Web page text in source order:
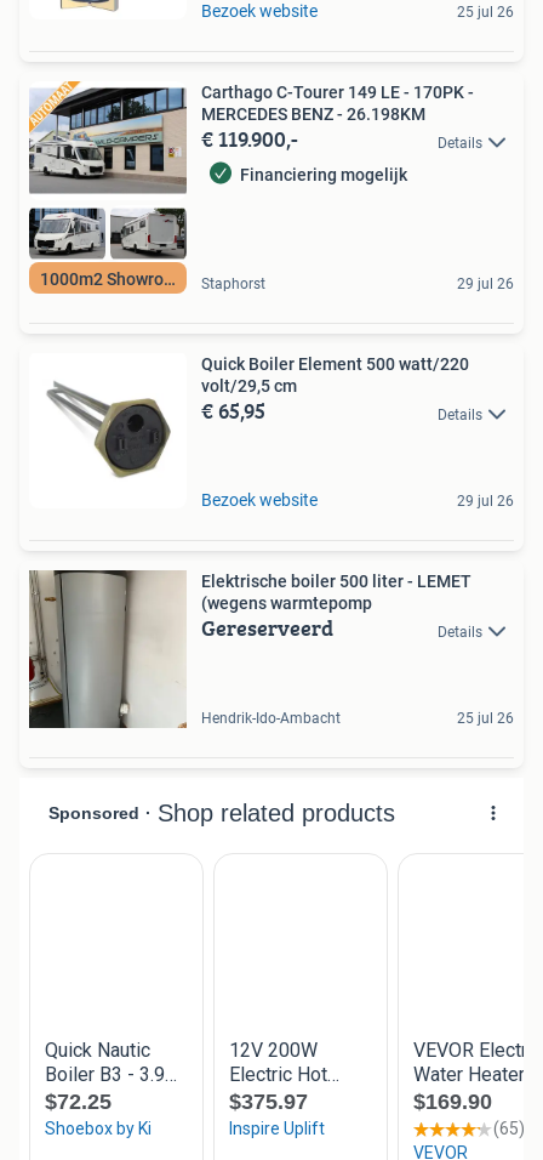
Bezoek website 25 jul 26
1000m2 Showroom
Carthago C-Tourer 149 LE - 170PK -
MERCEDES BENZ - 26.198KM
€ 119.900,- Details
Financiering mogelijk
Staphorst 29 jul 26
Quick Boiler Element 500 watt/220
volt/29,5 cm
€ 65,95 Details
Bezoek website 29 jul 26
Elektrische boiler 500 liter - LEMET
(wegens warmtepomp
Gereserveerd Details
Hendrik-Ido-Ambacht 25 jul 26